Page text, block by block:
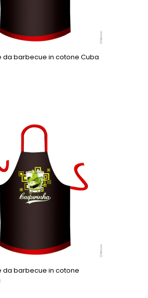
da barbecue in cotone Cuba
da barbecue in cotone